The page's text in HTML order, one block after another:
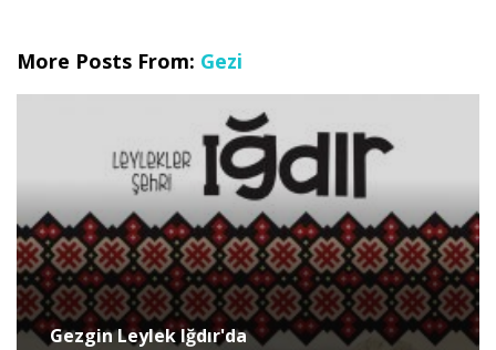
More Posts From: Gezi
Gezgin Leylek Iğdır'da